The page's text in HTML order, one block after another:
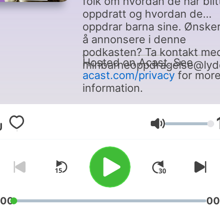
oppdratt og hvordan de
oppdrar barna sine.
å annonsere i denne
podkasten? Ta kontakt
Hosted on Acast. See
acast.com/privacyfor more
information.